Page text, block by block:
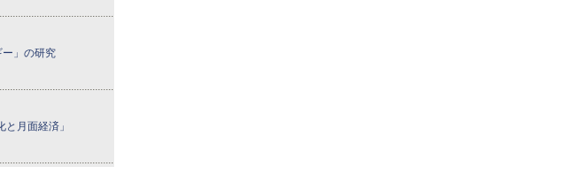
」の研究
月面経済」